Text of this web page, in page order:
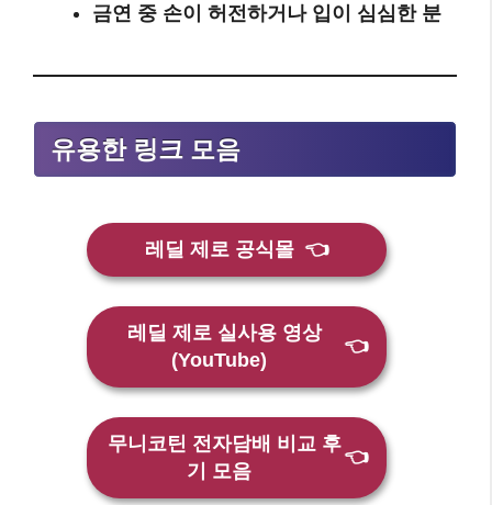
금연 중 손이 허전하거나 입이 심심한 분
유용한 링크 모음
레딜 제로 공식몰 👈
레딜 제로 실사용 영상
(YouTube)
👈
무니코틴 전자담배 비교 후
기 모음
👈